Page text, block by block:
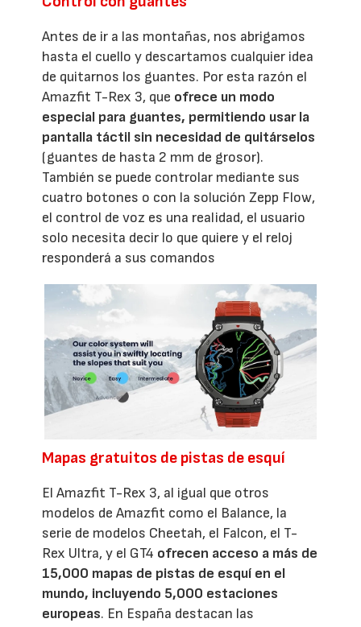
Antes de ir a las montañas, nos abrigamos
hasta el cuello y descartamos cualquier idea
de quitarnos los guantes. Por esta razón el
Amazfit T-Rex 3, que ofrece un modo
especial para guantes, permitiendo usar la
pantalla táctil sin necesidad de quitárselos
(guantes de hasta 2 mm de grosor).
También se puede controlar mediante sus
cuatro botones o con la solución Zepp Flow,
el control de voz es una realidad, el usuario
solo necesita decir lo que quiere y el reloj
responderá a sus comandos
Mapas gratuitos de pistas de esquí
El Amazfit T-Rex 3, al igual que otros
modelos de Amazfit como el Balance, la
serie de modelos Cheetah, el Falcon, el T-
Rex Ultra, y el GT4 ofrecen acceso a más de
15,000 mapas de pistas de esquí en el
mundo, incluyendo 5,000 estaciones
europeas. En España destacan las